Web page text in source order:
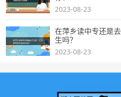
2023-08-23
在萍乡读中专还是
生吗？
2023-08-23